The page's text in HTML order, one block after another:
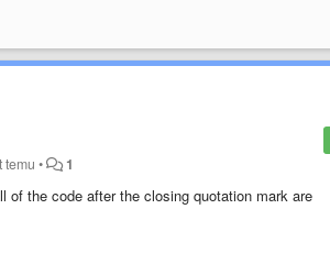
temu • 1
of the code after the closing quotation mark are